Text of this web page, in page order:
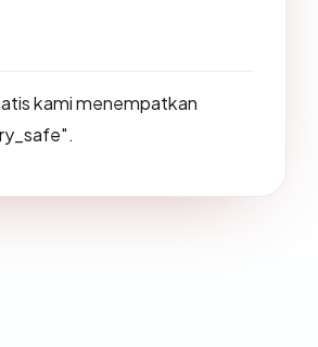
kami menempatkan